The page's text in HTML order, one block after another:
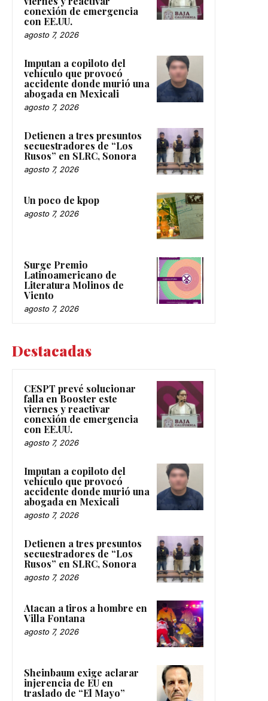
conexión de emergencia
con EE.UU.
agosto 7, 2026
Imputan a copiloto del
vehículo que provocó
accidente donde murió una
abogada en Mexicali
agosto 7, 2026
Detienen a tres presuntos
secuestradores de “Los
Rusos” en SLRC, Sonora
agosto 7, 2026
Un poco de kpop
agosto 7, 2026
Surge Premio
Latinoamericano de
Literatura Molinos de
Viento
agosto 7, 2026
Destacadas
CESPT prevé solucionar
falla en Booster este
viernes y reactivar
conexión de emergencia
con EE.UU.
agosto 7, 2026
Imputan a copiloto del
vehículo que provocó
accidente donde murió una
abogada en Mexicali
agosto 7, 2026
Detienen a tres presuntos
secuestradores de “Los
Rusos” en SLRC, Sonora
agosto 7, 2026
Atacan a tiros a hombre en
Villa Fontana
agosto 7, 2026
Sheinbaum exige aclarar
injerencia de EU en
traslado de “El Mayo”